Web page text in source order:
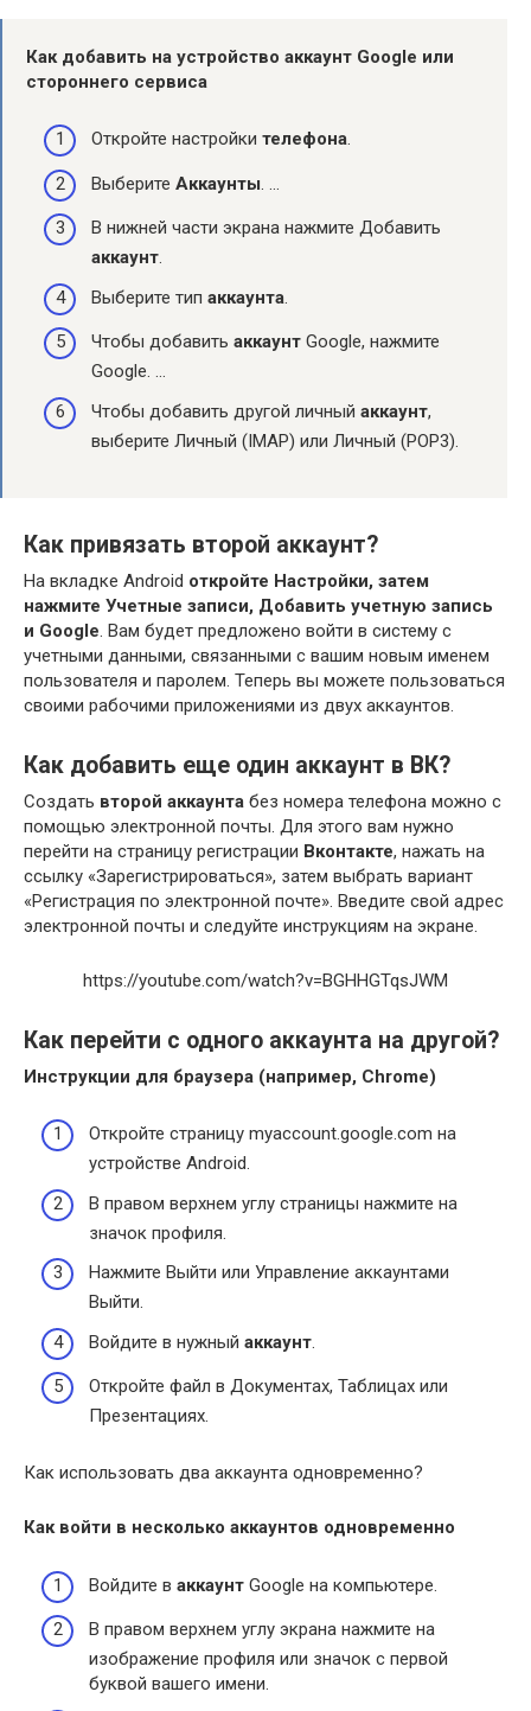
Как добавить на устройство аккаунт Google или
стороннего сервиса
Откройте настройки телефона.
Выберите Аккаунты. …
В нижней части экрана нажмите Добавить
аккаунт.
Выберите тип аккаунта.
Чтобы добавить аккаунт Google, нажмите
Google. …
Чтобы добавить другой личный аккаунт,
выберите Личный (IMAP) или Личный (POP3).
Как привязать второй аккаунт?
На вкладке Android откройте Настройки, затем
нажмите Учетные записи, Добавить учетную запись
и Google. Вам будет предложено войти в систему с
учетными данными, связанными с вашим новым именем
пользователя и паролем. Теперь вы можете пользоваться
своими рабочими приложениями из двух аккаунтов.
Как добавить еще один аккаунт в ВК?
Создать второй аккаунта без номера телефона можно с
помощью электронной почты. Для этого вам нужно
перейти на страницу регистрации Вконтакте, нажать на
ссылку «Зарегистрироваться», затем выбрать вариант
«Регистрация по электронной почте». Введите свой адрес
электронной почты и следуйте инструкциям на экране.
https://youtube.com/watch?v=BGHHGTqsJWM
Как перейти с одного аккаунта на другой?
Инструкции для браузера (например, Chrome)
Откройте страницу myaccount.google.com на
устройстве Android.
В правом верхнем углу страницы нажмите на
значок профиля.
Нажмите Выйти или Управление аккаунтами
Выйти.
Войдите в нужный аккаунт.
Откройте файл в Документах, Таблицах или
Презентациях.
Как использовать два аккаунта одновременно?
Как войти в несколько аккаунтов одновременно
Войдите в аккаунт Google на компьютере.
В правом верхнем углу экрана нажмите на
изображение профиля или значок с первой
буквой вашего имени.